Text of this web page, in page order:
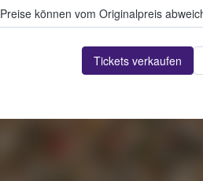
Preise können vom Originalpreis
Tickets verkaufen